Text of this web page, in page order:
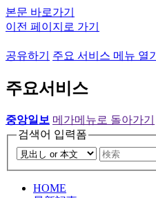
본문 바로가기
이전 페이지로 가기
공유하기 주요 서비스 메뉴 열기
주요서비스
중앙일보 메가메뉴로 돌아가기
검색어 입력폼
HOME